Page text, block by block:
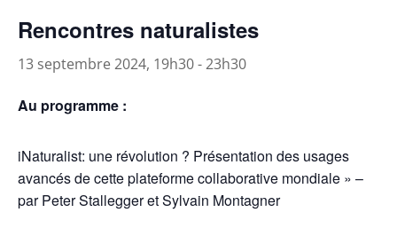
Rencontres naturalistes
13 septembre 2024, 19h30-23h30
Au programme :
iNaturalist: une révolution ? Présentation des usages
avancés de cette plateforme collaborative mondiale » –
par Peter Stallegger et Sylvain Montagner